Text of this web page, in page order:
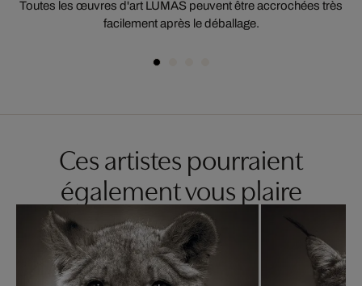
Toutes les œuvres d'art LUMAS peuvent être accrochées très
facilement après le déballage.
Ces artistes pourraient
également vous plaire